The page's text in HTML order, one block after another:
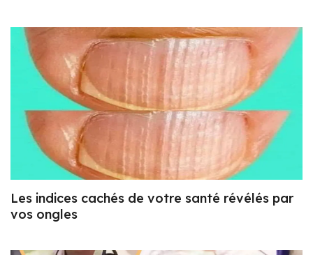
Les indices cachés de votre santé révélés par
vos ongles